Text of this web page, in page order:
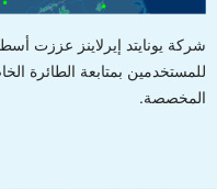
شركة يونايتد إيرلاينز عززت
المخصصة.